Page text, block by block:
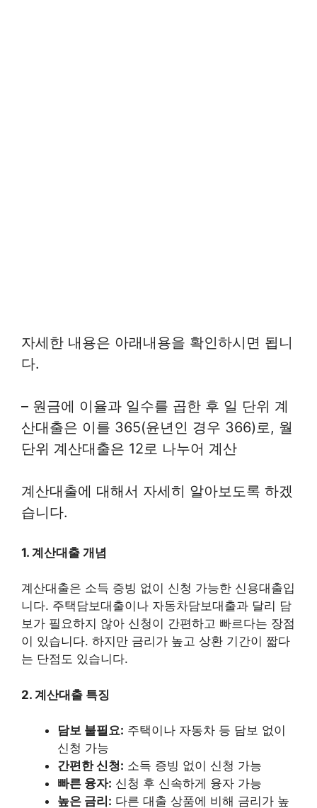
자세한 내용은 아래내용을 확인하시면 됩니
다.
– 원금에 이율과 일수를 곱한 후 일 단위 계
산대출은 이를 365(윤년인 경우 366)로, 월
단위 계산대출은 12로 나누어 계산
계산대출에 대해서 자세히 알아보도록 하겠
습니다.
1. 계산대출 개념
계산대출은 소득 증빙 없이 신청 가능한 신용대출입
니다. 주택담보대출이나 자동차담보대출과 달리 담
보가 필요하지 않아 신청이 간편하고 빠르다는 장점
이 있습니다. 하지만 금리가 높고 상환 기간이 짧다
는 단점도 있습니다.
2. 계산대출 특징
담보 불필요: 주택이나 자동차 등 담보 없이
신청 가능
간편한 신청: 소득 증빙 없이 신청 가능
빠른 융자: 신청 후 신속하게 융자 가능
높은 금리: 다른 대출 상품에 비해 금리가 높